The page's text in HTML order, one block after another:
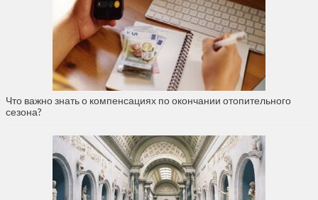
Что важно знать о компенсациях по окончании отопительного
сезона?